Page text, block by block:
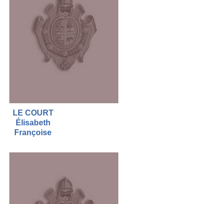
LE COURT
Élisabeth
Françoise